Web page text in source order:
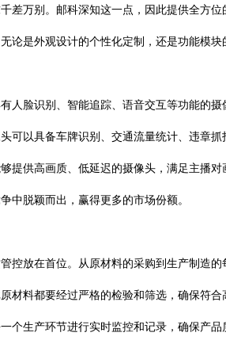
万别。邮科深知这一点，因此提供全方位
论是外观设计的个性化定制，还是功能模
脸识别、智能追踪、语音交互等功能的摄
可以具备车牌识别、交通流量统计、违章
提供高画质、低延迟的摄像头，满足主播
中脱颖而出，赢得更多的市场份额。
放在首位。从原材料的采购到生产制造的
材料都要经过严格的检验和筛选，确保符
个生产环节进行实时监控和记录，确保产品